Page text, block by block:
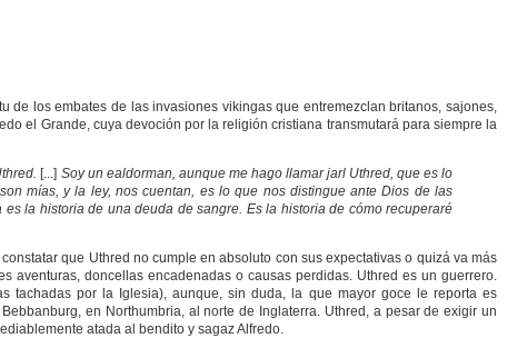
de los embates de las invasiones vikingas que entremezclan britanos, sajones,
el Grande, cuya devoción por la religión cristiana transmutará para siempre la
[...] Soy un ealdorman, aunque me hago llamar jarl Uthred, que es lo
mías, y la ley, nos cuentan, es lo que nos distingue ante Dios de las
la historia de una deuda de sangre. Es la historia de cómo recuperaré
que Uthred no cumple en absoluto con sus expectativas o quizá va más
doncellas encadenadas o causas perdidas. Uthred es un guerrero.
tachadas por la Iglesia), aunque, sin duda, la que mayor goce le reporta es
en Northumbria, al norte de Inglaterra. Uthred, a pesar de exigir un
atada al bendito y sagaz Alfredo.